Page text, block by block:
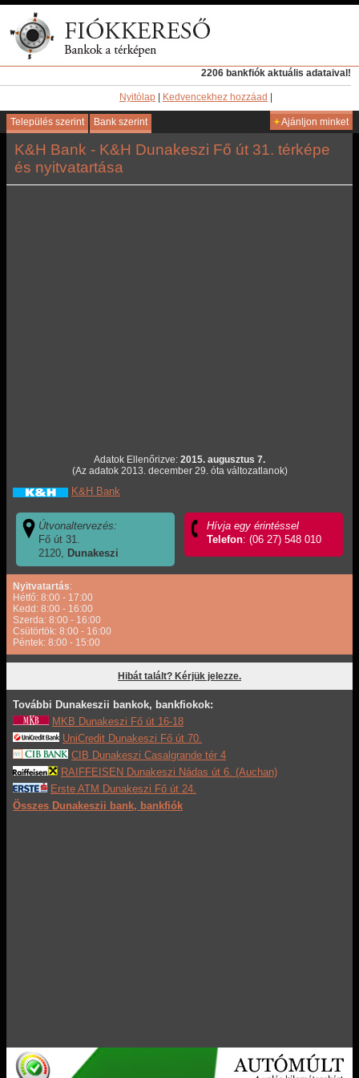
2206 bankfiók aktuális adataival!
Nyitólap Kedvencekhez hozzáad
Település szerint Bank szerint +Ajánljon minket
K&H Bank - K&H Dunakeszi Fő út 31. térképe
és nyitvatartása
Adatok Ellenőrizve: 2015. augusztus 7.
(Az adatok 2013. december 29. óta változatlanok)
K&H Bank
Útvonaltervezés:
Fő út 31.
2120, Dunakeszi
Hívja egy érintéssel
Telefon: (06 27) 548 010
Nyitvatartás:
Hétfő: 8:00 - 17:00
Kedd: 8:00 - 16:00
Szerda: 8:00 - 16:00
Csütörtök: 8:00 - 16:00
Péntek: 8:00 - 15:00
Hibát talált? Kérjük jelezze.
További Dunakeszii bankok, bankfiokok:
MKB Dunakeszi Fő út 16-18
UniCredit Dunakeszi Fő út 70.
CIB Dunakeszi Casalgrande tér 4
RAIFFEISEN Dunakeszi Nádas út 6. (Auchan)
Erste ATM Dunakeszi Fő út 24.
Összes Dunakeszii bank, bankfiók